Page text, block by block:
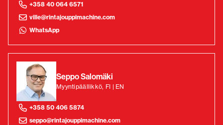
+358 40 064 6571
ville@rintajouppimachine.com
WhatsApp
Seppo Salomäki
Myyntipäällikkö, FI | EN
+358 50 406 5874
seppo@rintajouppimachine.com